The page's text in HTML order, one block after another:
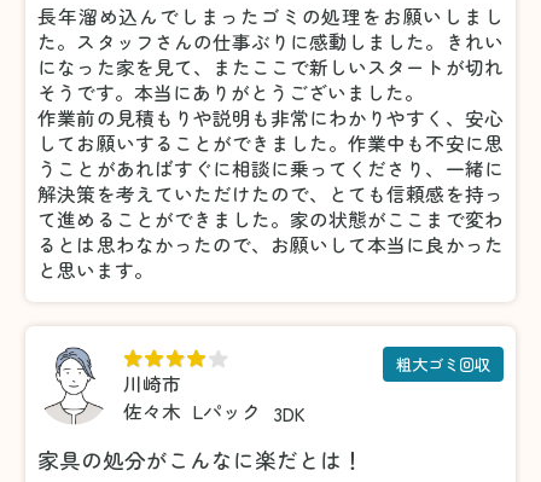
長年溜め込んでしまったゴミの処理をお願いしまし
た。スタッフさんの仕事ぶりに感動しました。きれい
になった家を見て、またここで新しいスタートが切れ
そうです。本当にありがとうございました。
作業前の見積もりや説明も非常にわかりやすく、安心
してお願いすることができました。作業中も不安に思
うことがあればすぐに相談に乗ってくださり、一緒に
解決策を考えていただけたので、とても信頼感を持っ
て進めることができました。家の状態がここまで変わ
るとは思わなかったので、お願いして本当に良かった
と思います。
川崎市
佐々木 Lパック 3DK
粗大ゴミ回収
家具の処分がこんなに楽だとは！